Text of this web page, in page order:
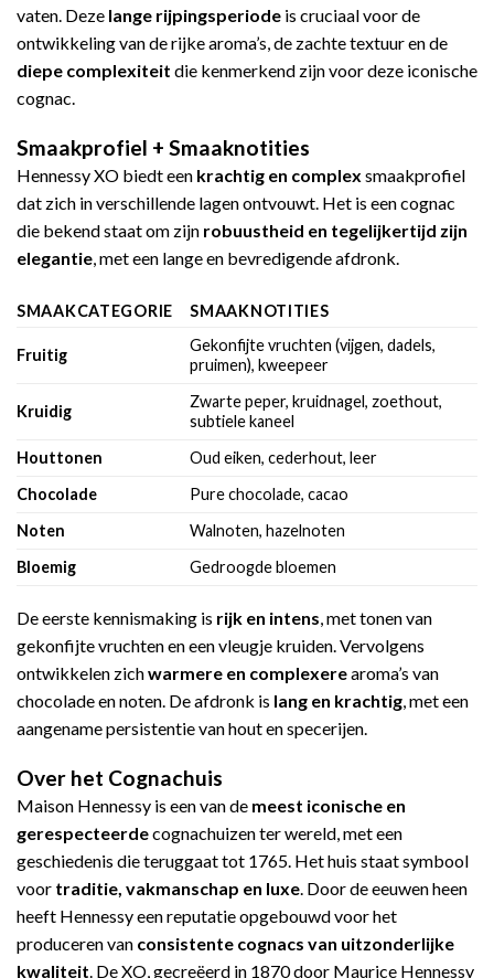
vaten. Deze lange rijpingsperiode is cruciaal voor de
ontwikkeling van de rijke aroma’s, de zachte textuur en de
diepe complexiteit die kenmerkend zijn voor deze iconische
cognac.
Smaakprofiel + Smaaknotities
Hennessy XO biedt een krachtig en complex smaakprofiel
dat zich in verschillende lagen ontvouwt. Het is een cognac
die bekend staat om zijn robuustheid en tegelijkertijd zijn
elegantie, met een lange en bevredigende afdronk.
SMAAKCATEGORIE SMAAKNOTITIES
Fruitig
Gekonfijte vruchten (vijgen, dadels,
pruimen), kweepeer
Kruidig
Zwarte peper, kruidnagel, zoethout,
subtiele kaneel
Houttonen
Oud eiken, cederhout, leer
Chocolade
Pure chocolade, cacao
Noten
Walnoten, hazelnoten
Bloemig
Gedroogde bloemen
De eerste kennismaking is rijk en intens, met tonen van
gekonfijte vruchten en een vleugje kruiden. Vervolgens
ontwikkelen zichwarmere en complexerearoma’s van
chocolade en noten. De afdronk is lang en krachtig, met een
aangename persistentie van hout en specerijen.
Over het Cognachuis
Maison Hennessy is een van de meest iconische en
gerespecteerdecognachuizen ter wereld, met een
geschiedenis die teruggaat tot 1765. Het huis staat symbool
voor traditie, vakmanschap en luxe . Door de eeuwen heen
heeft Hennessy een reputatie opgebouwd voor het
produceren van consistente cognacs van uitzonderlijke
kwaliteit . De XO, gecreëerd in 1870 door Maurice Hennessy